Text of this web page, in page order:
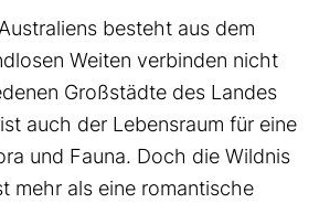
besteht aus dem
Weiten verbinden nicht
Großstädte des Landes
auch der Lebensraum für eine
und Fauna. Doch die Wildnis
mehr als eine romantische